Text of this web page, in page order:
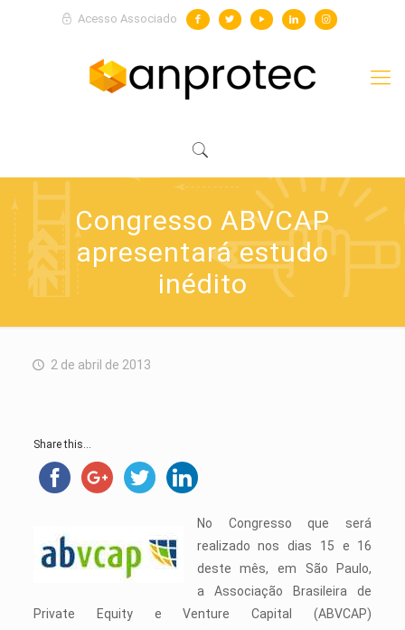
Acesso Associado
Congresso ABVCAP
apresentará estudo
inédito
2 de abril de 2013
Share this...
No Congresso que será
realizado nos dias 15 e 16
deste mês, em São Paulo,
a Associação Brasileira de
Private Equity e Venture Capital (ABVCAP)